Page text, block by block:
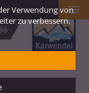
Verwendung von
zu verbessern.